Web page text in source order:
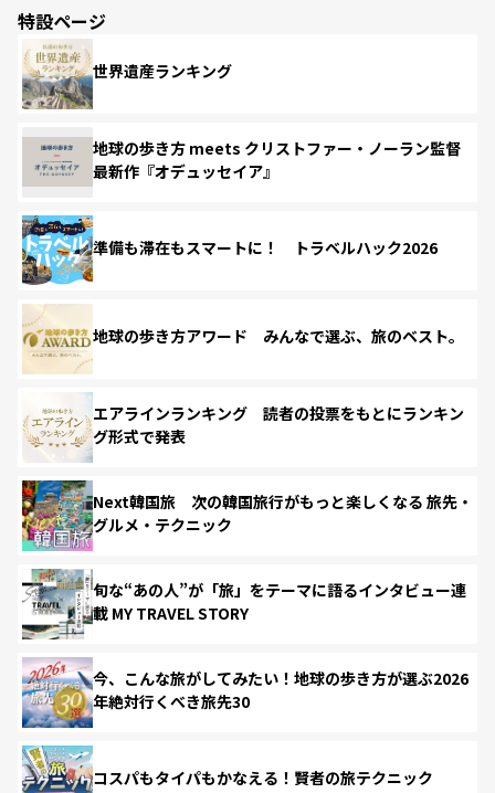
特設ページ
世界遺産ランキング
地球の歩き方 meets クリストファー・ノーラン監督
最新作『オデュッセイア』
準備も滞在もスマートに！ トラベルハック2026
地球の歩き方アワード みんなで選ぶ、旅のベスト。
エアラインランキング 読者の投票をもとにランキン
グ形式で発表
Next韓国旅 次の韓国旅行がもっと楽しくなる 旅先・
グルメ・テクニック
旬な“あの人”が「旅」をテーマに語るインタビュー連
載 MY TRAVEL STORY
今、こんな旅がしてみたい！地球の歩き方が選ぶ2026
年絶対行くべき旅先30
コスパもタイパもかなえる！賢者の旅テクニック